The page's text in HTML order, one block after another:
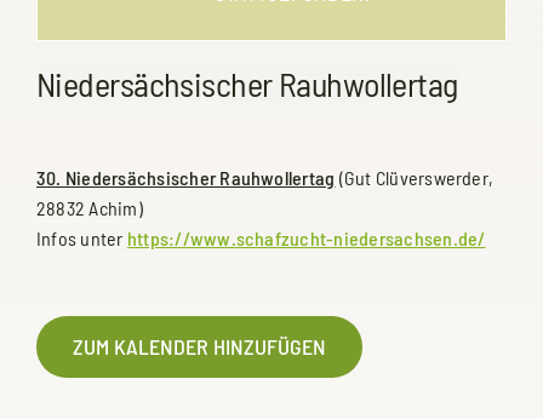
Niedersächsischer Rauhwollertag
30. Niedersächsischer Rauhwollertag (Gut Clüverswerder,
28832 Achim)
Infos unter https://www.schafzucht-niedersachsen.de/
ZUM KALENDER HINZUFÜGEN